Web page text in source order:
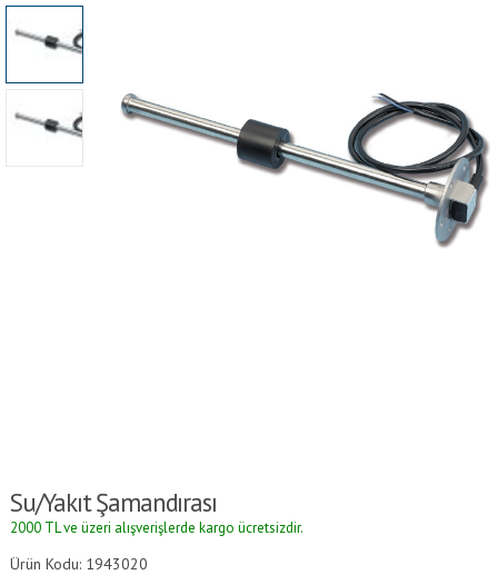
Su/yakıt Şamandırası
2000 TL ve üzeri alışverişlerde kargo ücretsizdir.
Ürün Kodu: 1943020